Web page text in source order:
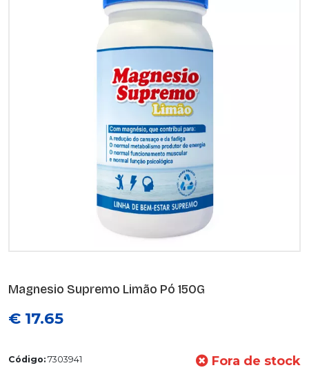
Magnesio Supremo Limão Pó 150G
€ 17.65
Código: 7303941 Fora de stock